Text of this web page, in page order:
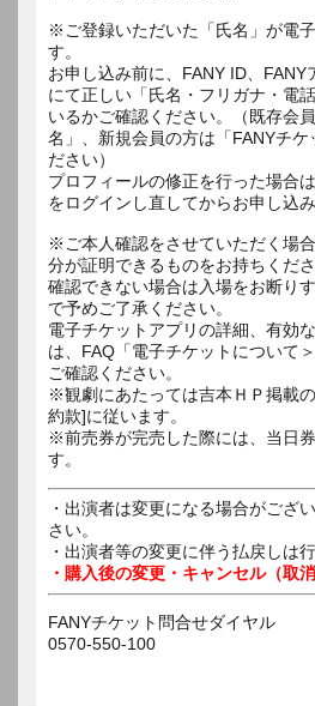
※ご登録いただいた「氏名」が電
す。
お申し込み前に、FANY ID、
にて正しい「氏名・フリガナ・電
いるかご確認ください。（既存会
名」、新規会員の方は「FANYチケ
ださい）
プロフィールの修正を行った場合
をログインし直してからお申し込
※ご本人確認をさせていただく場
分が証明できるものをお持ちくださ
確認できない場合は入場をお断り
で予めご了承ください。
電子チケットアプリの詳細、有効
は、FAQ「電子チケットについて
ご確認ください。
※観劇にあたっては吉本ＨＰ掲載
約款]に従います。
※前売券が完売した際には、当日
す。
・出演者は変更になる場合がござ
さい。
・出演者等の変更に伴う払戻しは
・購入後の変更・キャンセル（取
FANYチケット問合せダイヤル
0570-550-100